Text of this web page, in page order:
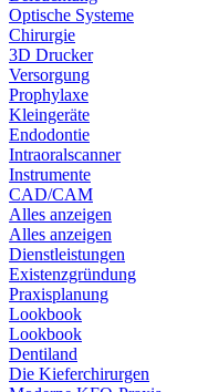
Optische Systeme
Chirurgie
3D Drucker
Versorgung
Prophylaxe
Kleingeräte
Endodontie
Intraoralscanner
Instrumente
CAD/CAM
Alles anzeigen
Alles anzeigen
Dienstleistungen
Existenzgründung
Praxisplanung
Lookbook
Lookbook
Dentiland
Die Kieferchirurgen